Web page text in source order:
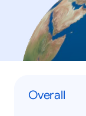
Overall